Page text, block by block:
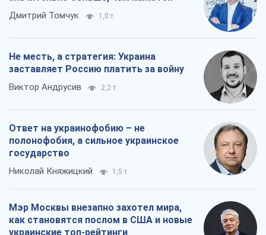
Дмитрий Томчук 1,0 т.
Не месть, а стратегия: Украина
заставляет Россию платить за войну
Виктор Андрусив 2,2 т.
Ответ на украинофобию – не
полонофобия, а сильное украинское
государство
Николай Княжицкий 1,5 т.
Мэр Москвы внезапно захотел мира,
как становятся послом в США и новые
украинские топ-рейтинги